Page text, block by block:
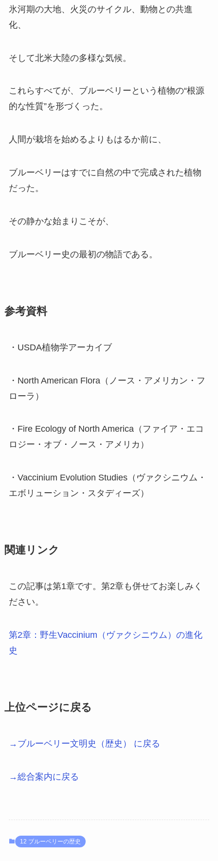
氷河期の大地、火災のサイクル、動物との共進
化、
そして北米大陸の多様な気候。
これらすべてが、ブルーベリーという植物の“根源
的な性質”を形づくった。
人間が栽培を始めるよりもはるか前に、
ブルーベリーはすでに自然の中で完成された植物
だった。
その静かな始まりこそが、
ブルーベリー史の最初の物語である。
参考資料
・USDA植物学アーカイブ
・North American Flora（ノース・アメリカン・フ
ローラ）
・Fire Ecology of North America（ファイア・エコ
ロジー・オブ・ノース・アメリカ）
・Vaccinium Evolution Studies（ヴァクシニウム・
エボリューション・スタディーズ）
関連リンク
この記事は第1章です。第2章も併せてお楽しみく
ださい。
第2章：野生Vaccinium（ヴァクシニウム）の進化
史
上位ページに戻る
→ブルーベリー文明史（歴史） に戻る
→総合案内に戻る
12 ブルーベリーの歴史